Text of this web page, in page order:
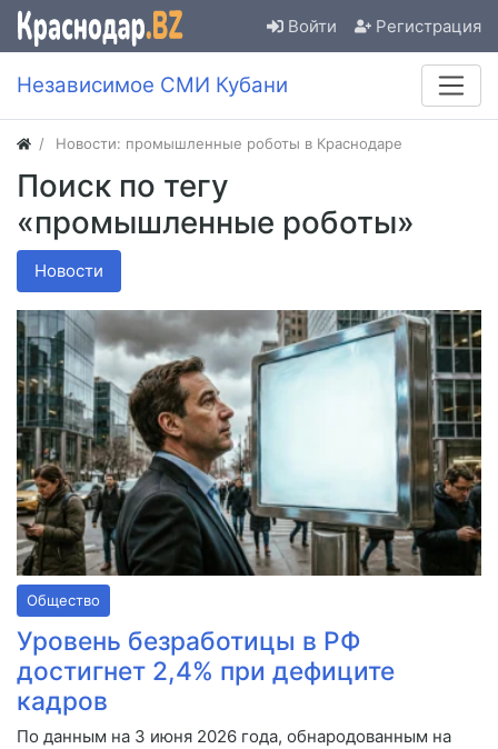
Войти Регистрация
Независимое СМИ Кубани
Новости: промышленные роботы в Краснодаре
Поиск по тегу
«промышленные роботы»
Новости
Общество
Уровень безработицы в РФ
достигнет 2,4% при дефиците
кадров
По данным на 3 июня 2026 года, обнародованным на